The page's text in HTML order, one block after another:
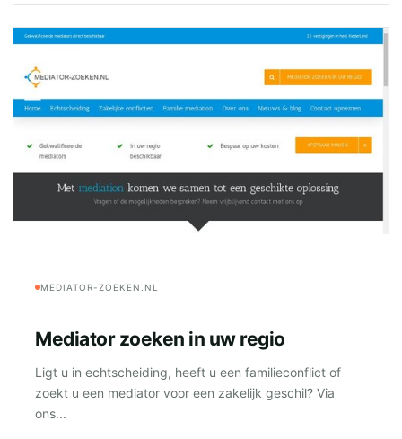
MEDIATOR-ZOEKEN.NL
Mediator zoeken in uw regio
Ligt u in echtscheiding, heeft u een familieconflict of
zoekt u een mediator voor een zakelijk geschil? Via
ons...